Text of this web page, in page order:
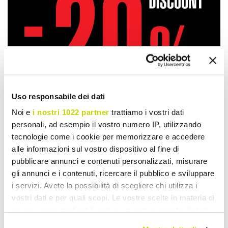
Uso responsabile dei dati
Noi e i nostri 1022 partner trattiamo i vostri dati
personali, ad esempio il vostro numero IP, utilizzando
tecnologie come i cookie per memorizzare e accedere
alle informazioni sul vostro dispositivo al fine di
pubblicare annunci e contenuti personalizzati, misurare
gli annunci e i contenuti, ricercare il pubblico e sviluppare
i servizi. Avete la possibilità di scegliere chi utilizza i
vostri dati e per quali scopi. Le vostre scelte in materia di
Take advantage of it now!